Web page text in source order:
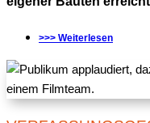
>>> Weiterlesen